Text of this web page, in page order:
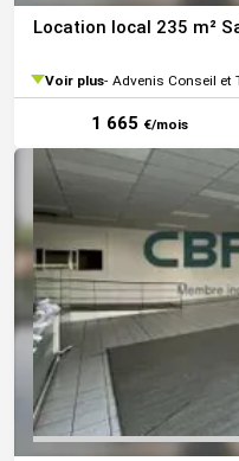
Location local 235 m²
Voir plus Advenis Conseil et
1 665 €/mois